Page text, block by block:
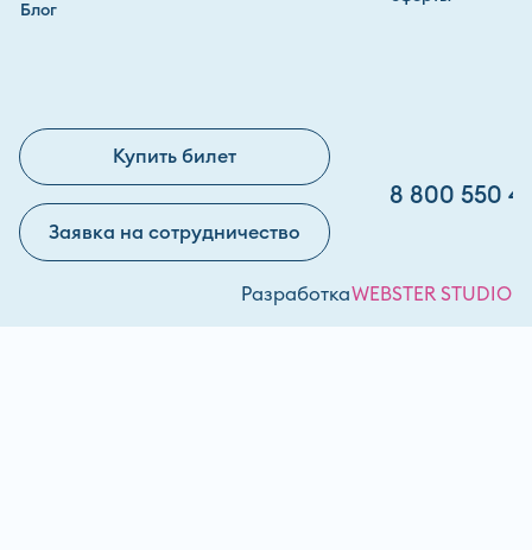
Блог
Купить билет
Заявка на сотрудничество
8 800 550
РазработкаWEBSTER STUDIO